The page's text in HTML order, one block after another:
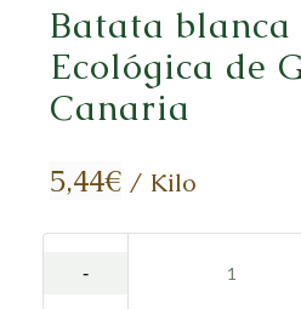
Batata blanca
Ecológica de
Canaria
5,44€ / Kilo